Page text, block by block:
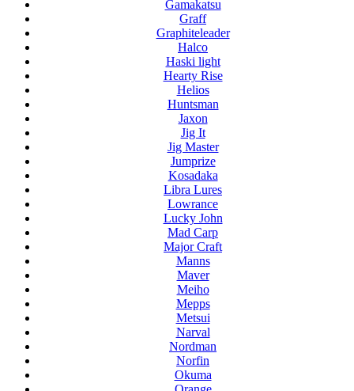
Gamakatsu
Graff
Graphiteleader
Halco
Haski light
Hearty Rise
Helios
Huntsman
Jaxon
Jig It
Jig Master
Jumprize
Kosadaka
Libra Lures
Lowrance
Lucky John
Mad Carp
Major Craft
Manns
Maver
Meiho
Mepps
Metsui
Narval
Nordman
Norfin
Okuma